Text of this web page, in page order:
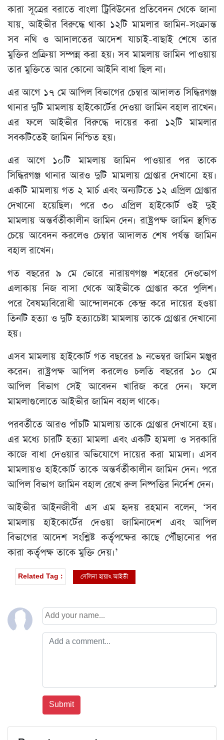
কারা সূত্রের বরাতে বাংলা ট্রিবিউনের প্রতিবেদন থেকে জানা
যায়, আইভীর বিরুদ্ধে থাকা ১২টি মামলার জামিন-সংক্রান্ত
সব নথি ও আদালতের আদেশ যাচাই-বাছাই শেষে তার
মুক্তির প্রক্রিয়া সম্পন্ন করা হয়। সব মামলায় জামিন পাওয়ায়
তার মুক্তিতে আর কোনো আইনি বাধা ছিল না।
এর আগে ১৭ মে আপিল বিভাগের চেম্বার আদালত সিদ্ধিরগঞ্জ
থানার দুটি মামলায় হাইকোর্টের দেওয়া জামিন বহাল রাখেন।
এর ফলে আইভীর বিরুদ্ধে দায়ের করা ১২টি মামলার
সবকটিতেই জামিন নিশ্চিত হয়।
এর আগে ১০টি মামলায় জামিন পাওয়ার পর তাকে
সিদ্ধিরগঞ্জ থানার আরও দুটি মামলায় গ্রেপ্তার দেখানো হয়।
একটি মামলায় গত ২ মার্চ এবং অন্যটিতে ১২ এপ্রিল গ্রেপ্তার
দেখানো হয়েছিল। পরে ৩০ এপ্রিল হাইকোর্ট ওই দুই
মামলায় অন্তর্বর্তীকালীন জামিন দেন। রাষ্ট্রপক্ষ জামিন স্থগিত
চেয়ে আবেদন করলেও চেম্বার আদালত শেষ পর্যন্ত জামিন
বহাল রাখেন।
গত বছরের ৯ মে ভোরে নারায়ণগঞ্জ শহরের দেওভোগ
এলাকায় নিজ বাসা থেকে আইভীকে গ্রেপ্তার করে পুলিশ।
পরে বৈষম্যবিরোধী আন্দোলনকে কেন্দ্র করে দায়ের হওয়া
তিনটি হত্যা ও দুটি হত্যাচেষ্টা মামলায় তাকে গ্রেপ্তার দেখানো
হয়।
এসব মামলায় হাইকোর্ট গত বছরের ৯ নভেম্বর জামিন মঞ্জুর
করেন। রাষ্ট্রপক্ষ আপিল করলেও চলতি বছরের ১০ মে
আপিল বিভাগ সেই আবেদন খারিজ করে দেন। ফলে
মামলাগুলোতে আইভীর জামিন বহাল থাকে।
পরবর্তীতে আরও পাঁচটি মামলায় তাকে গ্রেপ্তার দেখানো হয়।
এর মধ্যে চারটি হত্যা মামলা এবং একটি হামলা ও সরকারি
কাজে বাধা দেওয়ার অভিযোগে দায়ের করা মামলা। এসব
মামলায়ও হাইকোর্ট তাকে অন্তর্বর্তীকালীন জামিন দেন। পরে
আপিল বিভাগ জামিন বহাল রেখে রুল নিষ্পত্তির নির্দেশ দেন।
আইভীর আইনজীবী এস এম হৃদয় রহমান বলেন, ‘সব
মামলায় হাইকোর্টের দেওয়া জামিনাদেশ এবং আপিল
বিভাগের আদেশ সংশ্লিষ্ট কর্তৃপক্ষের কাছে পৌঁছানোর পর
কারা কর্তৃপক্ষ তাকে মুক্তি দেয়।’
Related Tag : সেলিনা হায়াৎ আইভী